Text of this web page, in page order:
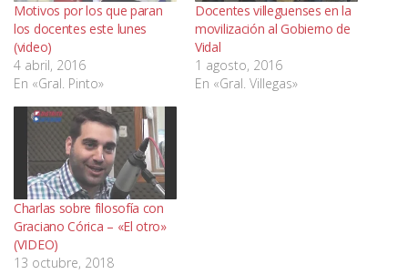
Motivos por los que paran
los docentes este lunes
(video)
4 abril, 2016
En «Gral. Pinto»
Docentes villeguenses en la
movilización al Gobierno de
Vidal
1 agosto, 2016
En «Gral. Villegas»
Charlas sobre filosofía con
Graciano Córica – «El otro»
(VIDEO)
13 octubre, 2018